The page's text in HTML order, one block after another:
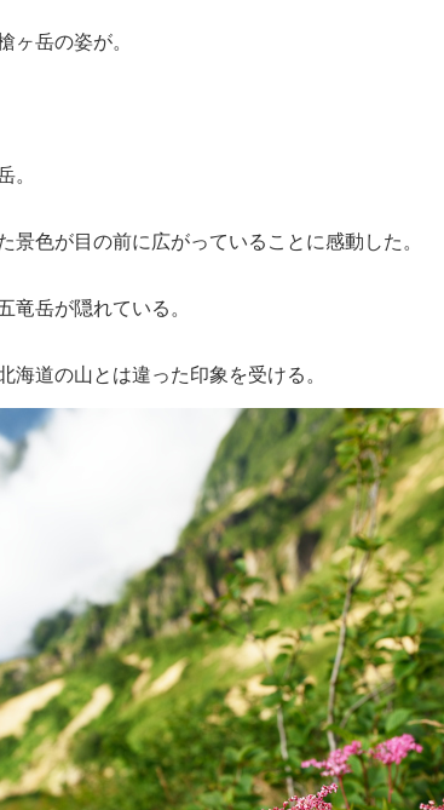
ヶ岳の姿が。
。
景色が目の前に広がっていることに感動した。
竜岳が隠れている。
海道の山とは違った印象を受ける。